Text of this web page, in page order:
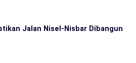
Jalan Nisel-Nisbar Dibangun